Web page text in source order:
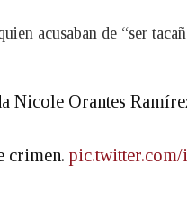
acusaban de “ser
Nicole Orantes
crimen.